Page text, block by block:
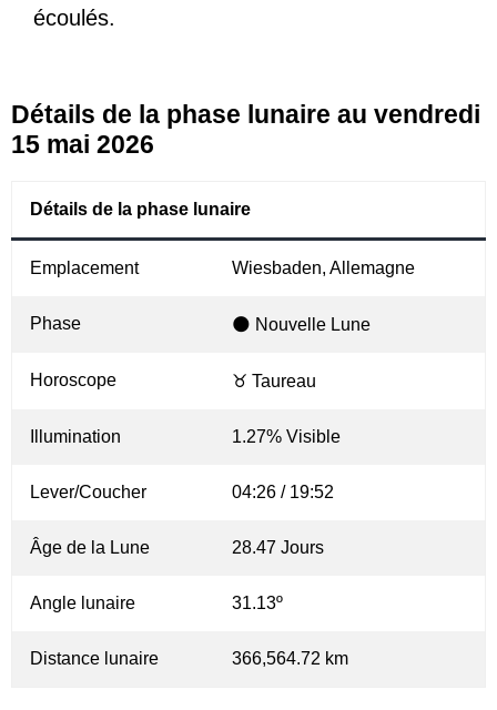
écoulés.
Détails de la phase lunaire au vendredi
15 mai 2026
Détails de la phase lunaire
Emplacement Wiesbaden, Allemagne
Phase 🌑 Nouvelle Lune
Horoscope ♉ Taureau
Illumination 1.27% Visible
Lever/Coucher 04:26 / 19:52
Âge de la Lune 28.47 Jours
Angle lunaire 31.13º
Distance lunaire 366,564.72 km